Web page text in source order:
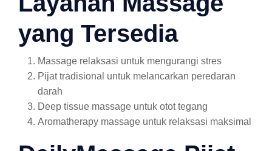
yang Tersedia
Massage relaksasi untuk mengurangi stres
Pijat tradisional untuk melancarkan peredaran
darah
Deep tissue massage untuk otot tegang
Aromatherapy massage untuk relaksasi maksimal